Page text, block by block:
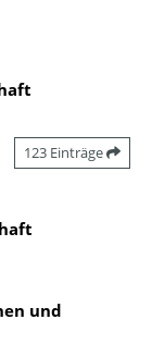
123 Einträge
und